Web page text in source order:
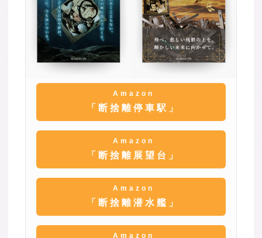
Amazon
「断捨離停車駅」
Amazon
「断捨離展望台」
Amazon
「断捨離潜水艦」
Amazon